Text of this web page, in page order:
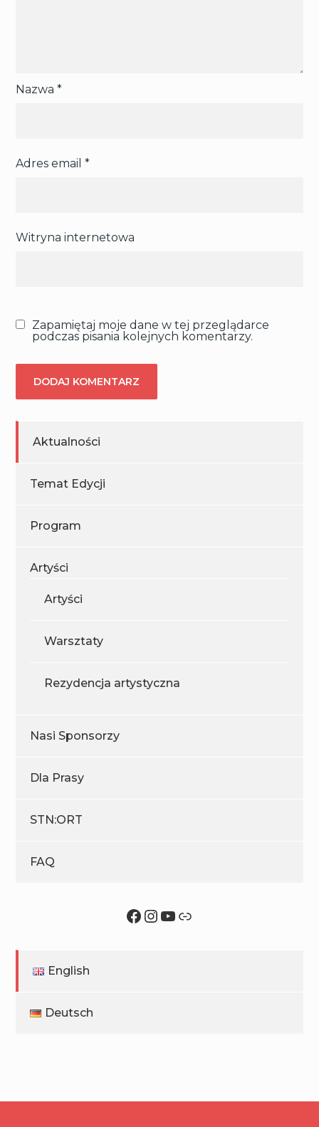
Nazwa*
Adres email*
Witryna internetowa
Zapamiętaj moje dane w tej przeglądarce
podczas pisania kolejnych komentarzy.
Aktualności
Temat Edycji
Program
Artyści
Artyści
Warsztaty
Rezydencja artystyczna
Nasi Sponsorzy
Dla Prasy
STN:ORT
FAQ
Facebook
Instagram
YouTube
Link
English
Deutsch